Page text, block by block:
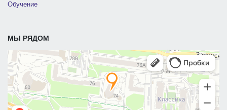
Обучение
МЫ РЯДОМ